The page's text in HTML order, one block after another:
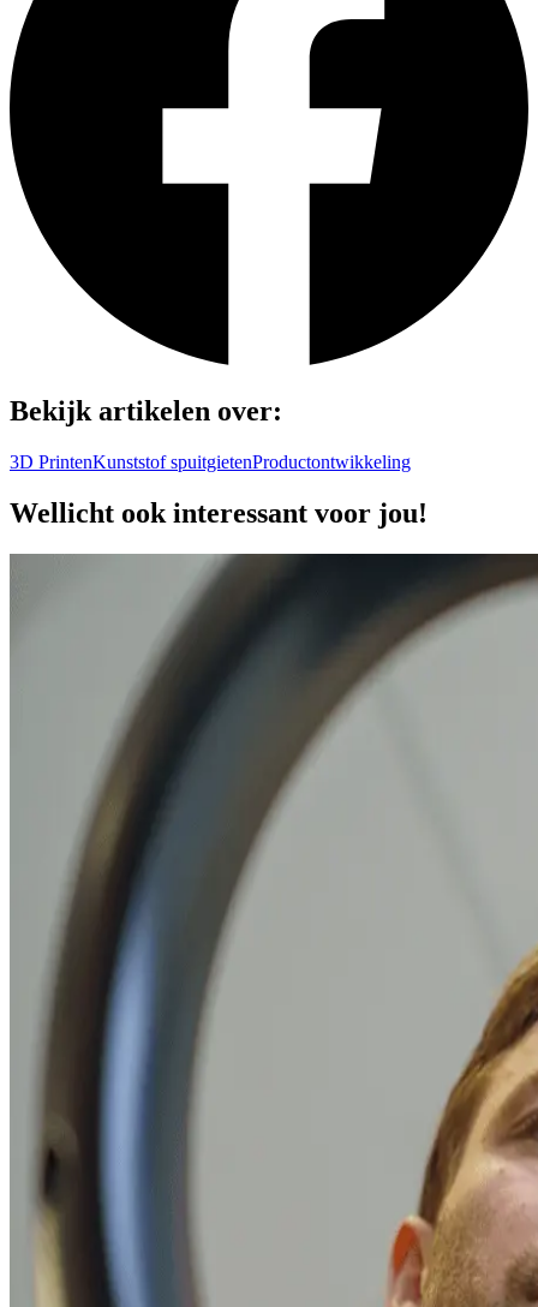
Bekijk artikelen over:
3D PrintenKunststof spuitgietenProductontwikkeling
Wellicht ook interessant voor jou!